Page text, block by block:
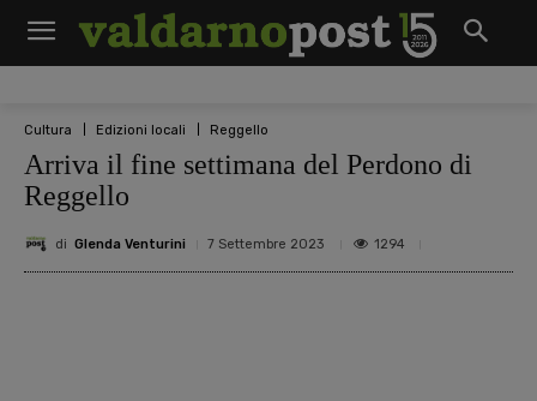
Cultura Edizioni locali Reggello
Arriva il fine settimana del Perdono di
Reggello
di Glenda Venturini 7 Settembre 2023 1294